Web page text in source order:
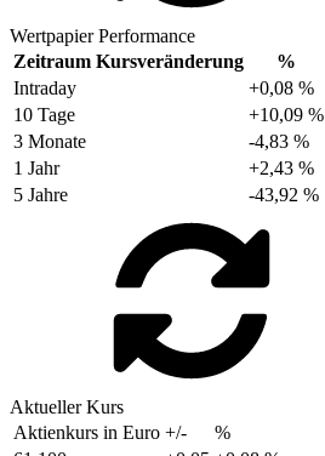
Wertpapier Performance
Zeitraum Kursveränderung
%
Intraday
+0,08 %
10 Tage
+10,09 %
3 Monate
-4,83 %
1 Jahr
+2,43 %
5 Jahre
-43,92 %
Aktueller Kurs
Aktienkurs in Euro +/-
%